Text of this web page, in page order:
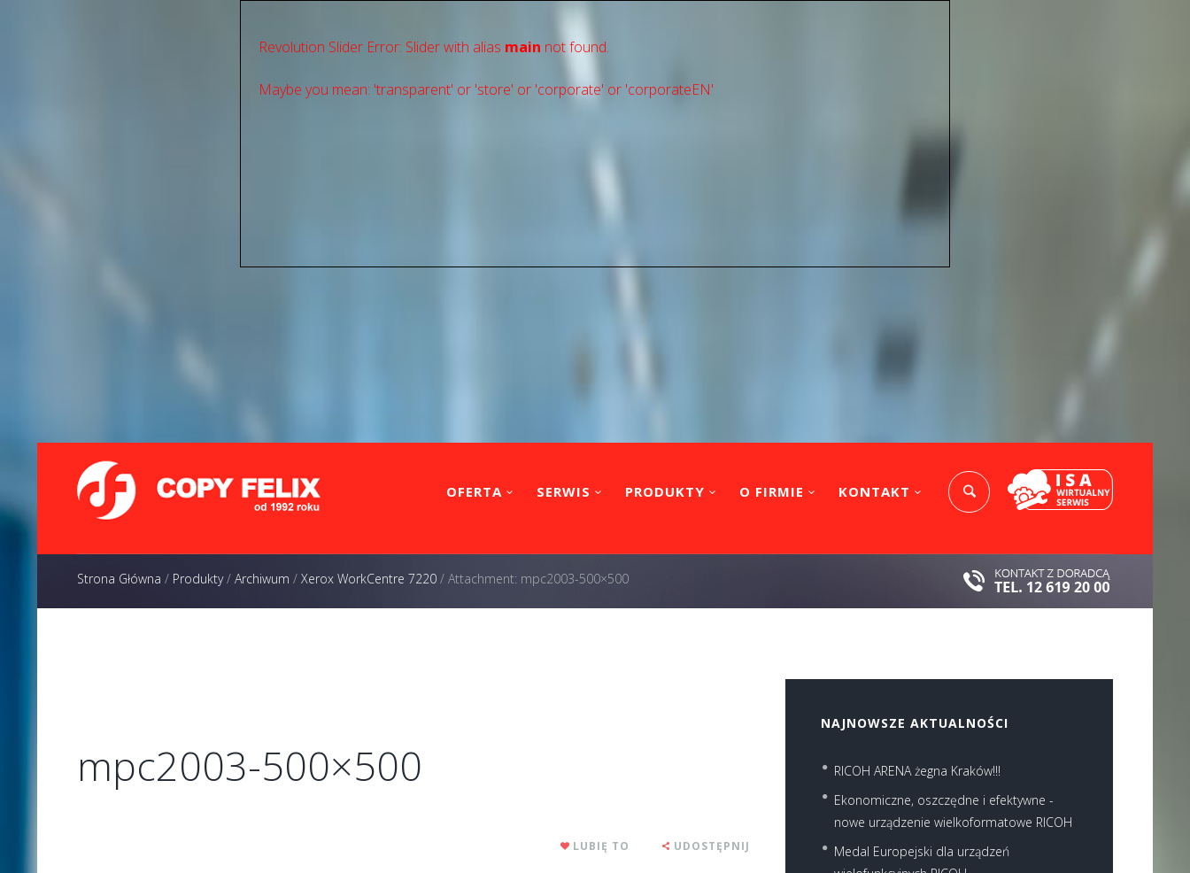
Revolution Slider Error: Slider with alias main not found.
Maybe you mean: 'transparent' or 'store' or 'сorporate' or 'corporateEN'
OFERTA SERWIS PRODUKTY O FIRMIE KONTAKT
Strona Główna / Produkty/ Archiwum / Xerox WorkCentre 7220 / Attachment: mpc2003-500×500
mpc2003-500×500
LUBIĘ TO UDOSTĘPNIJ
NAJNOWSZE AKTUALNOŚCI
RICOH ARENA żegna Kraków!!!
Ekonomiczne, oszczędne i efektywne -
nowe urządzenie wielkoformatowe RICOH
Medal Europejski dla urządzeń